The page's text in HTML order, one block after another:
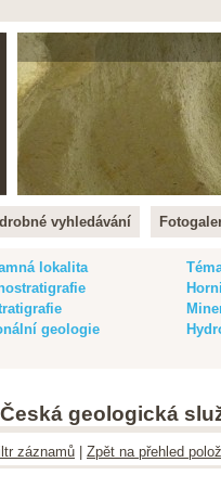
vyhledávání
lokalita
geologie
geologická
záznamů Zpět na přehled